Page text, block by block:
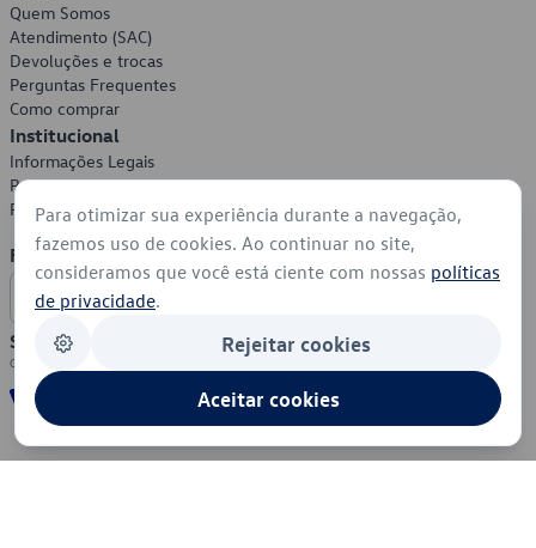
Quem Somos
Atendimento (SAC)
Devoluções e trocas
Perguntas Frequentes
Como comprar
Institucional
Informações Legais
Política de Privacidade
Política de Cookies
Formas de Pagamento
Segurança
Para otimizar sua experiência durante a navegação,
fazemos uso de cookies. Ao continuar no site,
consideramos que você está ciente com nossas políticas
de privacidade.
Rejeitar cookies
Aceitar cookies